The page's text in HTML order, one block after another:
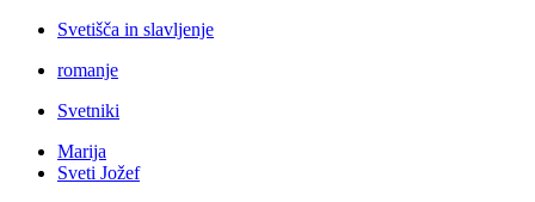
Svetišča in slavljenje
romanje
Svetniki
Marija
Sveti Jožef